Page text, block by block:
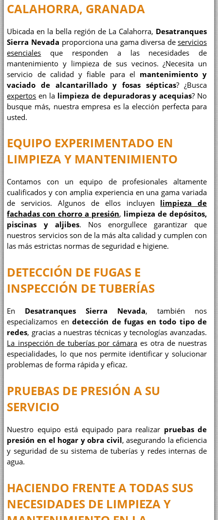
CALAHORRA, GRANADA
Ubicada en la bella región de La Calahorra, Desatranques
Sierra Nevada proporciona una gama diversa deservicios
esenciales que responden a las necesidades de
mantenimiento y limpieza de sus vecinos. ¿Necesita un
servicio de calidad y fiable para el mantenimiento y
vaciado de alcantarillado y fosas sépticas? ¿Busca
expertos en la limpieza de depuradoras y acequias? No
busque más, nuestra empresa es la elección perfecta para
usted.
EQUIPO EXPERIMENTADO EN
LIMPIEZA Y MANTENIMIENTO
Contamos con un equipo de profesionales altamente
cualificados y con amplia experiencia en una gama variada
de servicios. Algunos de ellos incluyen
limpieza de
fachadas con chorro a presión,
limpieza de depósitos,
piscinas y aljibes. Nos enorgullece garantizar que
nuestros servicios son de la más alta calidad y cumplen con
las más estrictas normas de seguridad e higiene.
DETECCIÓN DE FUGAS E
INSPECCIÓN DE TUBERÍAS
En Desatranques Sierra Nevada, también nos
especializamos endetección de fugas en todo tipo de
redes, gracias a nuestras técnicas y tecnologías avanzadas.
La inspección de tuberías por cámaraes otra de nuestras
especialidades, lo que nos permite identificar y solucionar
problemas de forma rápida y eficaz.
PRUEBAS DE PRESIÓN A SU
SERVICIO
Nuestro equipo está equipado para realizar pruebas de
presión en el hogar y obra civil, asegurando la eficiencia
y seguridad de su sistema de tuberías y redes internas de
agua.
HACIENDO FRENTE A TODAS SUS
NECESIDADES DE LIMPIEZA Y